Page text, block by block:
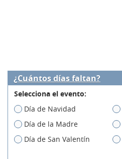
¿Cuántos días faltan?
Selecciona el evento:
Día de Navidad
Día de la Madre
Día de San Valentín